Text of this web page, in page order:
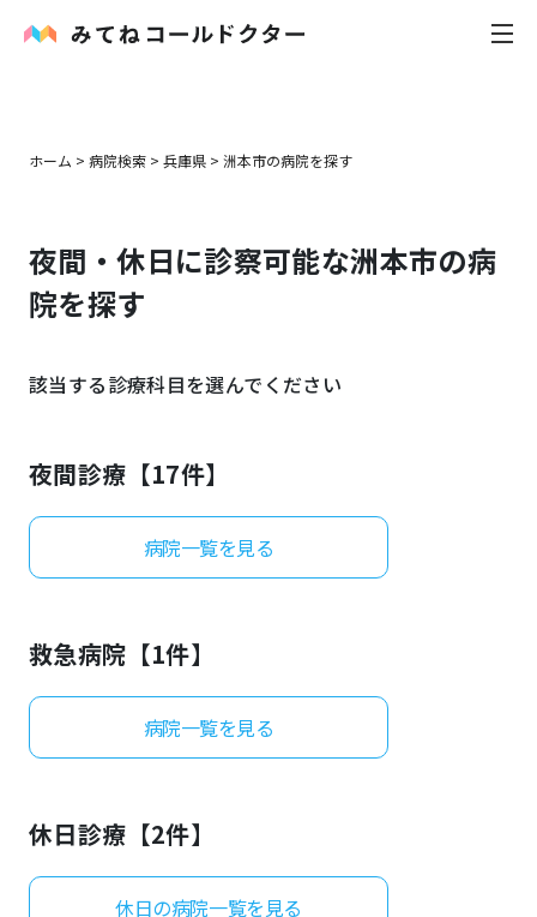
花粉症
感染症
お知らせ
よくあるご質問
ホーム > 病院検索 > 兵庫県 > 洲本市の病院を探す
夜間・休日に診察可能な洲本市の病
院を探す
該当する診療科目を選んでください
夜間診療【17件】
病院一覧を見る
救急病院【1件】
病院一覧を見る
休日診療【2件】
休日の病院一覧を見る